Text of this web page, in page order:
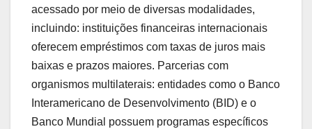
acessado por meio de diversas modalidades,
incluindo: instituições financeiras internacionais
oferecem empréstimos com taxas de juros mais
baixas e prazos maiores. Parcerias com
organismos multilaterais: entidades como o Banco
Interamericano de Desenvolvimento (BID) e o
Banco Mundial possuem programas específicos